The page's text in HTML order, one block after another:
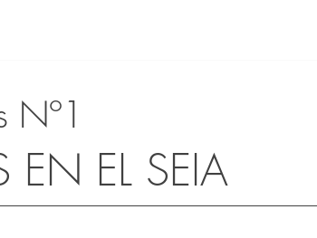
Nº1
EN EL SEIA